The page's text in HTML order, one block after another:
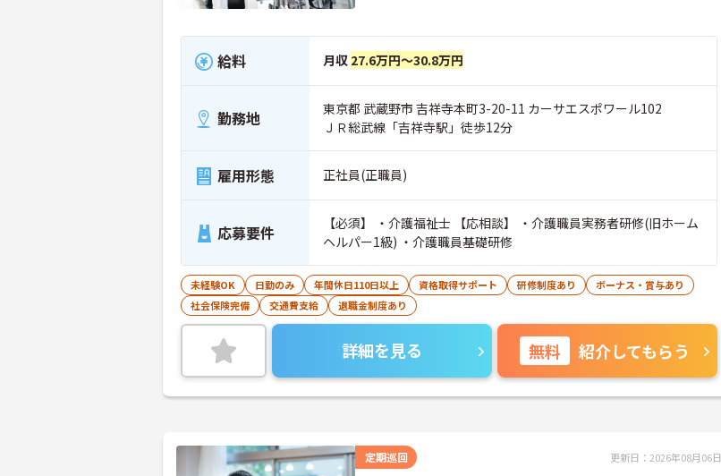
給料 月収 27.6万円～30.8万円
勤務地
東京都 武蔵野市 吉祥寺本町3-20-11 カーサエスポワール102
ＪＲ総武線「吉祥寺駅」徒歩12分
雇用形態 正社員(正職員)
応募要件
【必須】 ・介護福祉士 【応相談】 ・介護職員実務者研修(旧ホーム
ヘルパー1級) ・介護職員基礎研修
未経験OK 日勤のみ 年間休日110日以上 資格取得サポート 研修制度あり
ボーナス・賞与あり
社会保険完備
交通費支給 退職金制度あり
詳細を見る 無料 紹介してもらう
定期巡回 更新日：2026年08月06日